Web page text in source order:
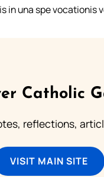
in una spe vocationis
Catholic
reflections,
VISIT MAIN SITE